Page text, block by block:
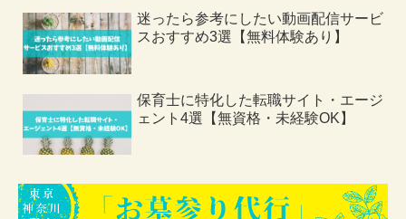
迷ったら参考にしたい動画配信サービ
スおすすめ3選【無料体験あり】
保育士に特化した転職サイト・エージ
ェント4選【無資格・未経験OK】